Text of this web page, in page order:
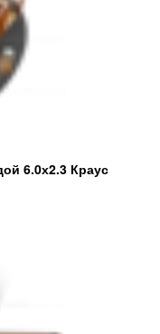
6.0х2.3 Краус